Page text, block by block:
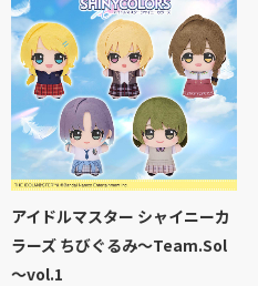
アイドルマスター シャイニーカ
ラーズ ちびぐるみ～Team.Sol
～vol.1